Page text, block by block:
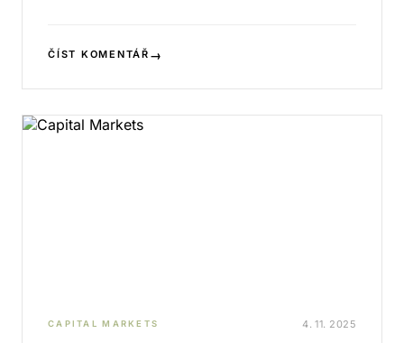
ČÍST KOMENTÁŘ →
CAPITAL MARKETS 4. 11. 2025